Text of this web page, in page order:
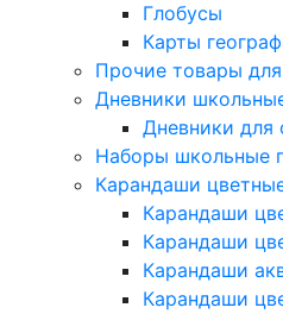
Глобусы
Карты
Прочие товары
Дневники
Дневники для
Наборы школьные
Карандаши
Карандаши
Карандаши
Карандаши
Карандаши